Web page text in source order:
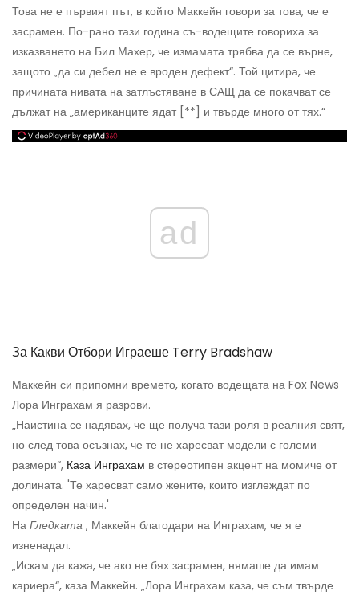
Това не е първият път, в който Маккейн говори за това, че е
засрамен. По-рано тази година съ-водещите говориха за
изказването на Бил Махер, че измамата трябва да се върне,
защото „да си дебел не е вроден дефект“. Той цитира, че
причината нивата на затлъстяване в САЩ да се покачват се
дължат на „американците ядат [**] и твърде много от тях.“
ad
За Какви Отбори Играеше Terry Bradshaw
Маккейн си припомни времето, когато водещата на Fox News
Лора Инграхам я разрови.
„Наистина се надявах, че ще получа тази роля в реалния свят,
но след това осъзнах, че те не харесват модели с големи
размери“, Каза Инграхам в стереотипен акцент на момиче от
долината. 'Те харесват само жените, които изглеждат по
определен начин.'
На Гледката , Маккейн благодари на Инграхам, че я е
изненадал.
„Искам да кажа, че ако не бях засрамен, нямаше да имам
кариера“, каза Маккейн. „Лора Инграхам каза, че съм твърде